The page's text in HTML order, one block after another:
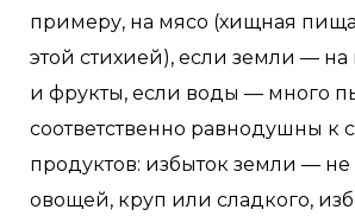
примеру, на мясо (хищная
этой стихией), если земли —
и фрукты, если воды — много
соответственно равнодушны к
продуктов: избыток земли — не
овощей, круп или сладкого,